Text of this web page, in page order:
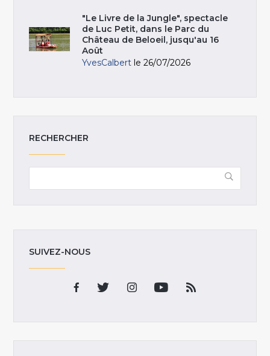
"Le Livre de la Jungle", spectacle
de Luc Petit, dans le Parc du
Château de Beloeil, jusqu'au 16
Août
YvesCalbert le 26/07/2026
RECHERCHER
SUIVEZ-NOUS